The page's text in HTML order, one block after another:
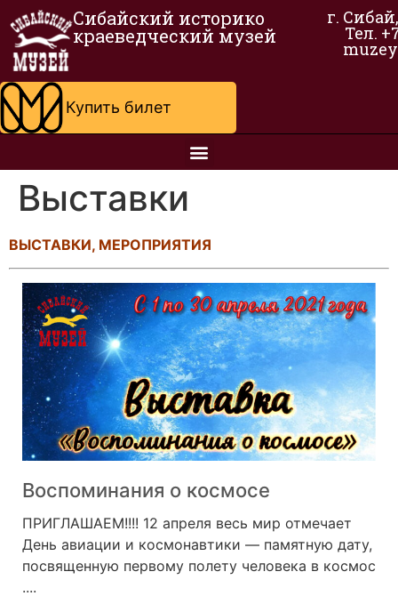
Сибайский историко
краеведческий музей
г.
Тел.
Купить билет
Выставки
ВЫСТАВКИ, МЕРОПРИЯТИЯ
Воспоминания о космосе
ПРИГЛАШАЕМ!!!! 12 апреля весь мир отмечает
День авиации и космонавтики — памятную дату,
посвященную первому полету человека в космос
....